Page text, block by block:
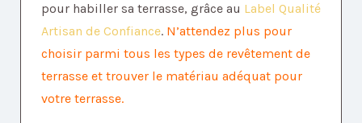
pour habiller sa terrasse, grâce au Label Qualité
Artisan de Confiance. N’attendez plus pour
choisir parmi tous les types de revêtement de
terrasse et trouver le matériau adéquat pour
votre terrasse.